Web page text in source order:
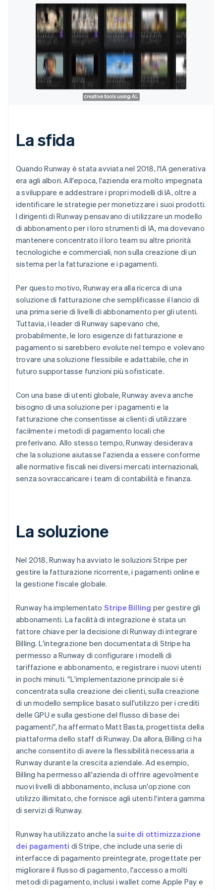
La sfida
Quando Runway è stata avviata nel 2018, l'IA generativa
era agli albori. All'epoca, l'azienda era molto impegnata
a sviluppare e addestrare i propri modelli di IA, oltre a
identificare le strategie per monetizzare i suoi prodotti.
I dirigenti di Runway pensavano di utilizzare un modello
di abbonamento per i loro strumenti di IA, ma dovevano
mantenere concentrato il loro team su altre priorità
tecnologiche e commerciali, non sulla creazione di un
sistema per la fatturazione e i pagamenti.
Per questo motivo, Runway era alla ricerca di una
soluzione di fatturazione che semplificasse il lancio di
una prima serie di livelli di abbonamento per gli utenti.
Tuttavia, i leader di Runway sapevano che,
probabilmente, le loro esigenze di fatturazione e
pagamento si sarebbero evolute nel tempo e volevano
trovare una soluzione flessibile e adattabile, che in
futuro supportasse funzioni più sofisticate.
Con una base di utenti globale, Runway aveva anche
bisogno di una soluzione per i pagamenti e la
fatturazione che consentisse ai clienti di utilizzare
facilmente i metodi di pagamento locali che
preferivano. Allo stesso tempo, Runway desiderava
che la soluzione aiutasse l'azienda a essere conforme
alle normative fiscali nei diversi mercati internazionali,
senza sovraccaricare i team di contabilità e finanza.
La soluzione
Nel 2018, Runway ha avviato le soluzioni Stripe per
gestire la fatturazione ricorrente, i pagamenti online e
la gestione fiscale globale.
Runway ha implementato Stripe Billing per gestire gli
abbonamenti. La facilità di integrazione è stata un
fattore chiave per la decisione di Runway di integrare
Billing. L'integrazione ben documentata di Stripe ha
permesso a Runway di configurare i modelli di
tariffazione e abbonamento, e registrare i nuovi utenti
in pochi minuti. "L'implementazione principale si è
concentrata sulla creazione dei clienti, sulla creazione
di un modello semplice basato sull'utilizzo per i crediti
delle GPU e sulla gestione del flusso di base dei
pagamenti", ha affermato Matt Basta, progettista della
piattaforma dello staff di Runway. Da allora, Billing ci ha
anche consentito di avere la flessibilità necessaria a
Runway durante la crescita aziendale. Ad esempio,
Billing ha permesso all'azienda di offrire agevolmente
nuovi livelli di abbonamento, inclusa un'opzione con
utilizzo illimitato, che fornisce agli utenti l'intera gamma
di servizi di Runway.
Runway ha utilizzato anche la suite di ottimizzazione
dei pagamenti di Stripe, che include una serie di
interfacce di pagamento preintegrate, progettate per
migliorare il flusso di pagamento, l'accesso a molti
metodi di pagamento, inclusi i wallet come Apple Pay e